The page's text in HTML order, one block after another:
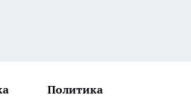
Политика